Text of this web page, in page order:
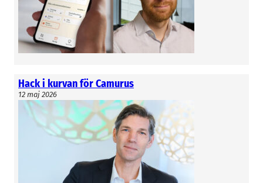
Hack i kurvan för Camurus
12 maj 2026